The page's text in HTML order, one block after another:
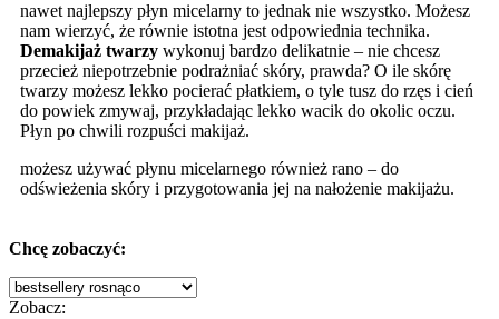
nawet najlepszy płyn micelarny to jednak nie wszystko. Możesz
nam wierzyć, że równie istotna jest odpowiednia technika.
Demakijaż twarzy wykonuj bardzo delikatnie – nie chcesz
przecież niepotrzebnie podrażniać skóry, prawda? O ile skórę
twarzy możesz lekko pocierać płatkiem, o tyle tusz do rzęs i cień
do powiek zmywaj, przykładając lekko wacik do okolic oczu.
Płyn po chwili rozpuści makijaż.
możesz używać płynu micelarnego również rano – do
odświeżenia skóry i przygotowania jej na nałożenie makijażu.
Chcę zobaczyć:
Zobacz: